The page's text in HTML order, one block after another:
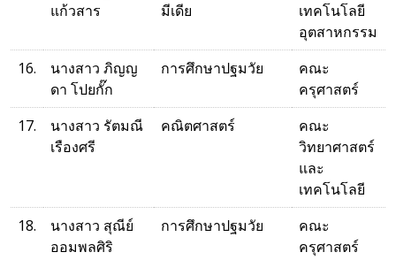
แก้วสาร
มีเดีย
เทคโนโลยี
อุตสาหกรรม
16.
นางสาว ภิญญ
ดา โปยกั๊ก
การศึกษาปฐมวัย
คณะ
ครุศาสตร์
17.
นางสาว รัตมณี
เรืองศรี
คณิตศาสตร์
คณะ
วิทยาศาสตร์
และ
เทคโนโลยี
18.
นางสาว สุณีย์
ออมพลศิริ
การศึกษาปฐมวัย
คณะ
ครุศาสตร์